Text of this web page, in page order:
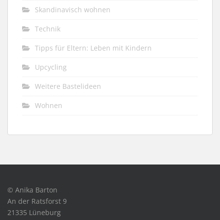
Skandinavisch wohnen
Technik
Tipps für Eltern: Leben mit Kindern
Upcycling
Weitere Bastelideen
Wohnen
© Anika Barton
An der Ratsforst 9
21335 Lüneburg